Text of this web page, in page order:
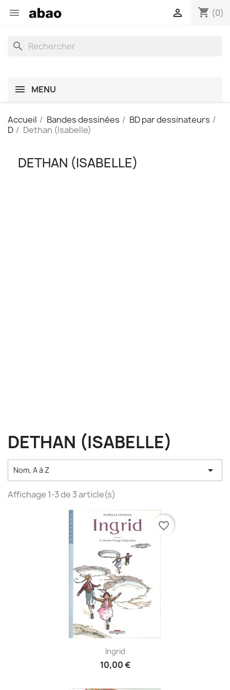
 shopping_cart (0)

search
MENU
Accueil Bandes dessinées
BD par dessinateurs
D
Dethan (Isabelle)
DETHAN (ISABELLE)
DETHAN (ISABELLE)
Nom, A à Z 
Affichage 1-3 de 3 article(s)
Ingrid
10,00 €
favorite_border